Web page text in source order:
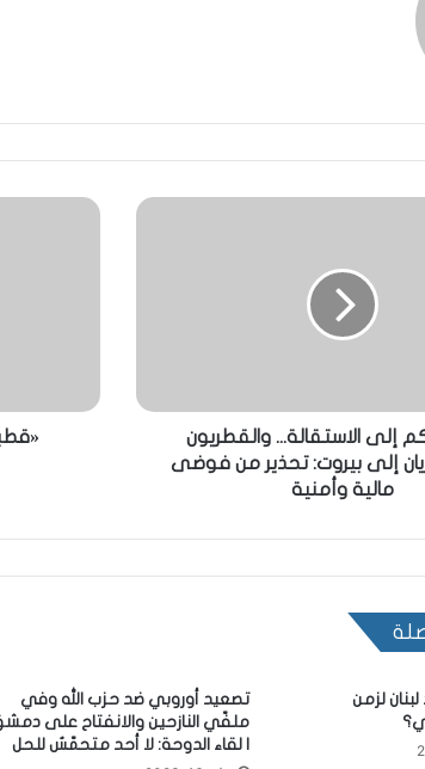
إلى الاستقالة... والقطريون
إلى بيروت: تحذير من فوضى
مالية وأمنية
لزمن
تصعيد أوروبي ضد حزب الله وفي
ملفّي النازحين والانفتاح على
| لقاء الدوحة: لا أحد متحمّسٌ للحل